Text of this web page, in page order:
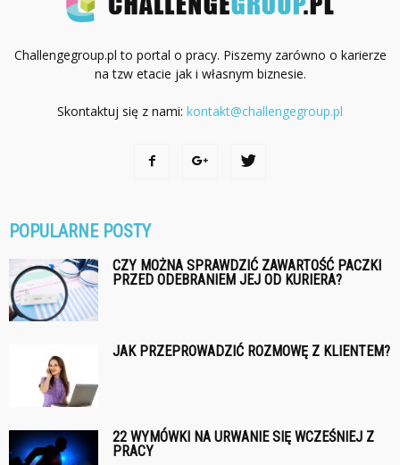
Challengegroup.pl to portal o pracy. Piszemy zarówno o karierze
na tzw etacie jak i własnym biznesie.
Skontaktuj się z nami: kontakt@challengegroup.pl
POPULARNE POSTY
CZY MOŻNA SPRAWDZIĆ ZAWARTOŚĆ PACZKI
PRZED ODEBRANIEM JEJ OD KURIERA?
JAK PRZEPROWADZIĆ ROZMOWĘ Z KLIENTEM?
22 WYMÓWKI NA URWANIE SIĘ WCZEŚNIEJ Z
PRACY